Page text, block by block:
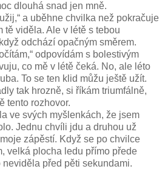
dlouhá snad jen mně.
a uběhne chvilka než pokračuje
tě viděla. Ale v létě s tebou
odchází opačným směrem.
odpovídám s bolestivým
co mě v létě čeká. No, ale léto
To se ten klid můžu ještě užít.
tak hrozně, si říkám triumfálně,
tento rozhovor.
ve svých myšlenkách, že jsem
Jednu chvíli jdu a druhou už
zápěstí. Když se po chvilce
velká plocha ledu přímo přede
před pěti sekundami.